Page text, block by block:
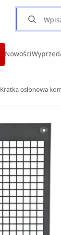
Nowości
Kratka osłonowa